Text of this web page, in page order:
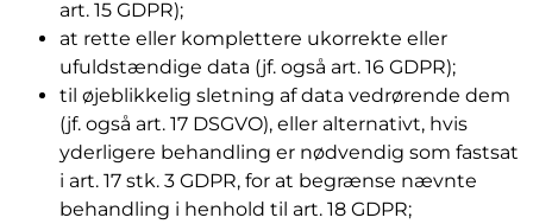
art. 15 GDPR);
at rette eller komplettere ukorrekte eller
ufuldstændige data (jf. også art. 16 GDPR);
til øjeblikkelig sletning af data vedrørende dem
(jf. også art. 17 DSGVO), eller alternativt, hvis
yderligere behandling er nødvendig som fastsat
i art. 17 stk. 3 GDPR, for at begrænse nævnte
behandling i henhold til art. 18 GDPR;